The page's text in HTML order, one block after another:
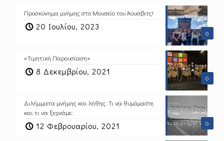
0
Προσκύνημα μνήμης στο Μουσείο του Άουσβιτς!
20 Ιουλίου, 2023
0
«Τιμητική Παρουσίαση»
8 Δεκεμβρίου, 2021
0
Διλήμματα μνήμης και λήθης: Τι να θυμόμαστε
και τι να ξεχνάμε;
12 Φεβρουαρίου, 2021